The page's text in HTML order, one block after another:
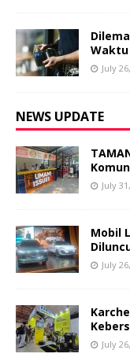
Waktu
July
NEWS UPDATE
July
Mobil
July
July